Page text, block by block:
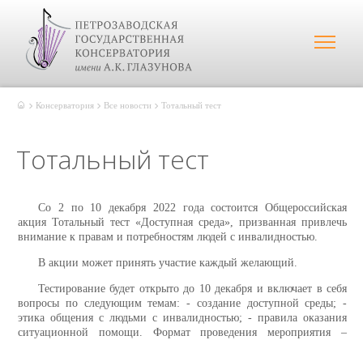
Консерватория Все новости Тотальный тест
Тотальный тест
Со 2 по 10 декабря 2022 года состоится Общероссийская
акция Тотальный тест «Доступная среда», призванная привлечь
внимание к правам и потребностям людей с инвалидностью.
В акции может принять участие каждый желающий.
Тестирование будет открыто до 10 декабря и включает в себя
вопросы по следующим темам: - создание доступной среды; -
этика общения с людьми с инвалидностью; - правила оказания
ситуационной помощи. Формат проведения мероприятия –